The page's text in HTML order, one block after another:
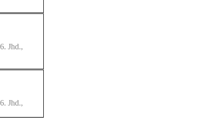
Jhd.,
Jhd.,